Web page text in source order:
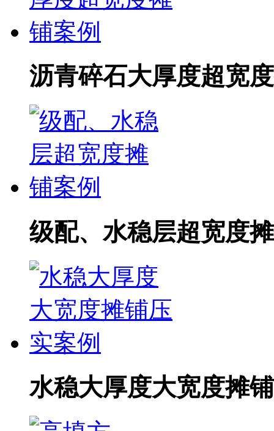
沥青碎石大厚度超宽
级配、水稳层超宽度
水稳大厚度大宽度摊